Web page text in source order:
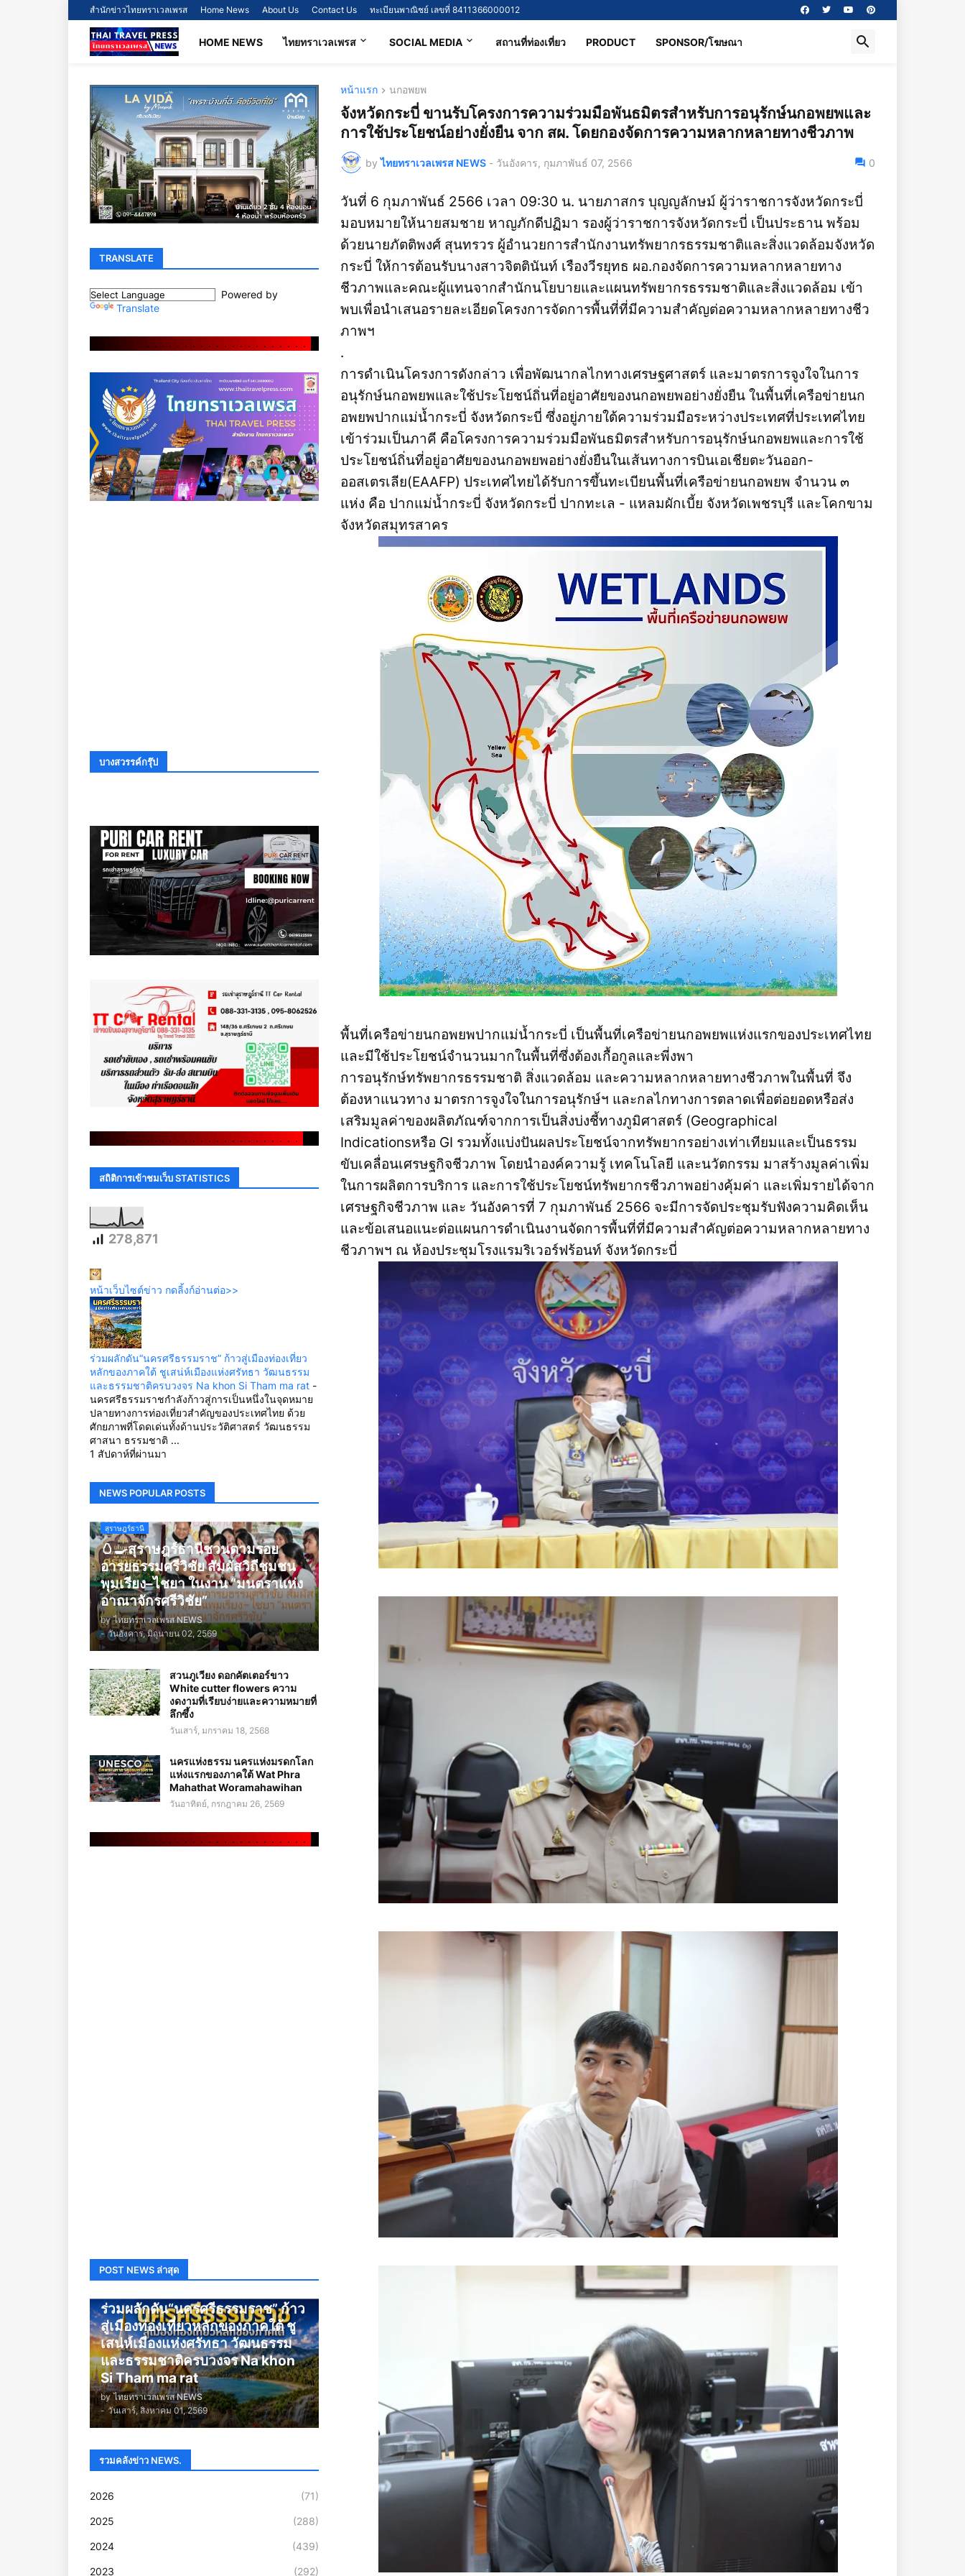
สำนักข่าวไทยทราเวลเพรส Home News About Us Contact Us ทะเบียนพาณิชย์ เลขที่ 8411366000012
HOME NEWS ไทยทราเวลเพรส SOCIAL MEDIA สถานที่ท่องเที่ยว PRODUCT SPONSOR/โฆษณา
หน้าแรก นกอพยพ
จังหวัดกระบี่ ขานรับโครงการความร่วมมือพันธมิตรสำหรับการอนุรักษ์นกอพยพและ
การใช้ประโยชน์อย่างยั่งยืน จาก สผ. โดยกองจัดการความหลากหลายทางชีวภาพ
by ไทยทราเวลเพรส NEWS - วันอังคาร, กุมภาพันธ์ 07, 2566 0
วันที่ 6 กุมภาพันธ์ 2566 เวลา 09:30 น. นายภาสกร บุญญลักษม์ ผู้ว่าราชการจังหวัดกระบี่
มอบหมายให้นายสมชาย หาญภักดีปฏิมา รองผู้ว่าราชการจังหวัดกระบี่ เป็นประธาน พร้อม
ด้วยนายภัตติพงศ์ สุนทรวร ผู้อำนวยการสำนักงานทรัพยากรธรรมชาติและสิ่งแวดล้อมจังหวัด
กระบี่ ให้การต้อนรับนางสาวจิตตินันท์ เรืองวีรยุทธ ผอ.กองจัดการความหลากหลายทาง
ชีวภาพและคณะผู้แทนจากสำนักนโยบายและแผนทรัพยากรธรรมชาติและสิ่งแวดล้อม เข้า
พบเพื่อนำเสนอรายละเอียดโครงการจัดการพื้นที่ที่มีความสำคัญต่อความหลากหลายทางชีว
ภาพฯ
.
การดำเนินโครงการดังกล่าว เพื่อพัฒนากลไกทางเศรษฐศาสตร์ และมาตรการจูงใจในการ
อนุรักษ์นกอพยพและใช้ประโยชน์ถิ่นที่อยู่อาศัยของนกอพยพอย่างยั่งยืน ในพื้นที่เครือข่ายนก
อพยพปากแม่น้ำกระบี่ จังหวัดกระบี่ ซึ่งอยู่ภายใต้ความร่วมมือระหว่างประเทศที่ประเทศไทย
เข้าร่วมเป็นภาคี คือโครงการความร่วมมือพันธมิตรสำหรับการอนุรักษ์นกอพยพและการใช้
ประโยชน์ถิ่นที่อยู่อาศัยของนกอพยพอย่างยั่งยืนในเส้นทางการบินเอเชียตะวันออก-
ออสเตรเลีย(EAAFP) ประเทศไทยได้รับการขึ้นทะเบียนพื้นที่เครือข่ายนกอพยพ จำนวน ๓
แห่ง คือ ปากแม่น้ำกระบี่ จังหวัดกระบี่ ปากทะเล - แหลมผักเบี้ย จังหวัดเพชรบุรี และโคกขาม
จังหวัดสมุทรสาคร
พื้นที่เครือข่ายนกอพยพปากแม่น้ำกระบี่ เป็นพื้นที่เครือข่ายนกอพยพแห่งแรกของประเทศไทย
และมีใช้ประโยชน์จำนวนมากในพื้นที่ซึ่งต้องเกื้อกูลและพี่งพา
การอนุรักษ์ทรัพยากรธรรมชาติ สิ่งแวดล้อม และความหลากหลายทางชีวภาพในพื้นที่ จึง
ต้องหาแนวทาง มาตรการจูงใจในการอนุรักษ์ฯ และกลไกทางการตลาดเพื่อต่อยอดหรือส่ง
เสริมมูลค่าของผลิตภัณฑ์จากการเป็นสิ่งบ่งชี้ทางภูมิศาสตร์ (Geographical
Indicationsหรือ GI รวมทั้งแบ่งปันผลประโยชน์จากทรัพยากรอย่างเท่าเทียมและเป็นธรรม
ขับเคลื่อนเศรษฐกิจชีวภาพ โดยนำองค์ความรู้ เทคโนโลยี และนวัตกรรม มาสร้างมูลค่าเพิ่ม
ในการผลิตการบริการ และการใช้ประโยชน์ทรัพยากรชีวภาพอย่างคุ้มค่า และเพิ่มรายได้จาก
เศรษฐกิจชีวภาพ และ วันอังคารที่ 7 กุมภาพันธ์ 2566 จะมีการจัดประชุมรับฟังความคิดเห็น
และข้อเสนอแนะต่อแผนการดำเนินงานจัดการพื้นที่ที่มีความสำคัญต่อความหลากหลายทาง
ชีวภาพฯ ณ ห้องประชุมโรงแรมริเวอร์ฟร้อนท์ จังหวัดกระบี่
TRANSLATE
Powered by
Translate
. . . . . . . . . . . . . . . . . . . . . . . .
บางสวรรค์กรุ๊ป
. . . . . . . . . . . . . . . . . . . . . . . . . .
สถิติการเข้าชมเว็บ STATISTICS
278,871
หน้าเว็บไซต์ข่าว กดลิ้งก์อ่านต่อ>>
ร่วมผลักดัน“นครศรีธรรมราช” ก้าวสู่เมืองท่องเที่ยว
หลักของภาคใต้ ชูเสน่ห์เมืองแห่งศรัทธา วัฒนธรรม
และธรรมชาติครบวงจร Na khon Si Tham ma rat -
นครศรีธรรมราชกำลังก้าวสู่การเป็นหนึ่งในจุดหมาย
ปลายทางการท่องเที่ยวสำคัญของประเทศไทย ด้วย
ศักยภาพที่โดดเด่นทั้งด้านประวัติศาสตร์ วัฒนธรรม
ศาสนา ธรรมชาติ ...
1 สัปดาห์ที่ผ่านมา
NEWS POPULAR POSTS
สุราษฎร์ธานี
🥚🍳สุราษฎร์ธานีชวนตามรอย
อารยธรรมศรีวิชัย สัมผัสวิถีชุมชน
พุมเรียง–ไชยา ในงาน “มนตราแห่ง
อาณาจักรศรีวิชัย”
by ไทยทราเวลเพรส NEWS
- วันอังคาร, มิถุนายน 02, 2569
สวนภูเวียง ดอกคัตเตอร์ขาว
White cutter flowers ความ
งดงามที่เรียบง่ายและความหมายที่
ลึกซึ้ง
วันเสาร์, มกราคม 18, 2568
นครแห่งธรรม นครแห่งมรดกโลก
แห่งแรกของภาคใต้ Wat Phra
Mahathat Woramahawihan
วันอาทิตย์, กรกฎาคม 26, 2569
. . . . . . . . . . . . . . . . . . . . . . . . . .
POST NEWS ล่าสุด
ร่วมผลักดัน“นครศรีธรรมราช” ก้าว
สู่เมืองท่องเที่ยวหลักของภาคใต้ ชู
เสน่ห์เมืองแห่งศรัทธา วัฒนธรรม
และธรรมชาติครบวงจร Na khon
Si Tham ma rat
by ไทยทราเวลเพรส NEWS
- วันเสาร์, สิงหาคม 01, 2569
รวมคลังข่าว NEWS.
2026 (71)
2025 (288)
2024 (439)
2023 (292)